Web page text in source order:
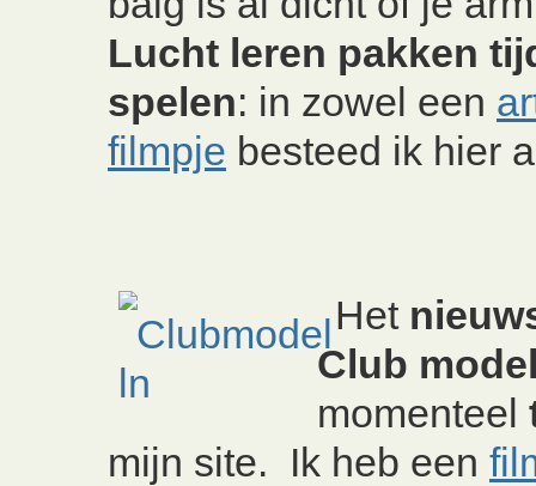
Lucht leren pakken
spelen: in zowel een
filmpje besteed ik hier
Het
Club
momenteel
mijn site. Ik heb een